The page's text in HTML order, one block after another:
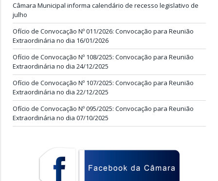
Câmara Municipal informa calendário de recesso legislativo de
julho
Ofício de Convocação Nº 011/2026: Convocação para Reunião
Extraordinária no dia 16/01/2026
Ofício de Convocação Nº 108/2025: Convocação para Reunião
Extraordinária no dia 24/12/2025
Ofício de Convocação Nº 107/2025: Convocação para Reunião
Extraordinária no dia 22/12/2025
Ofício de Convocação Nº 095/2025: Convocação para Reunião
Extraordinária no dia 07/10/2025